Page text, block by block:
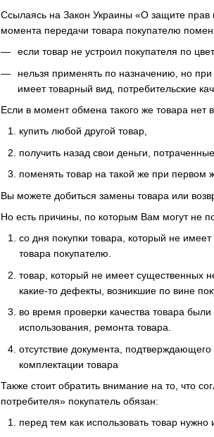
Ссылаясь на Закон Украины «О защите прав
момента передачи товара покупателю
если товар не устроил покупателя по
нельзя применять по назначению, но
имеет товарный вид, потребительские
Если в момент обмена такого же товара нет
купить любой другой товар,
получить назад свои деньги,
поменять товар на такой же при первом
Вы можете добиться замены товара или
Но есть причины, по которым Вам могут не
со дня покупки товара, который не
товара покупателю.
товар, который не имеет существенных
какие-то дефекты, возникшие по вине
во время проверки качества товара
использования, ремонта товара.
отсутствие документа,
комплектации товара
Также стоит обратить внимание на то, что
потребителя» покупатель обязан:
перед тем как использовать товар нужно